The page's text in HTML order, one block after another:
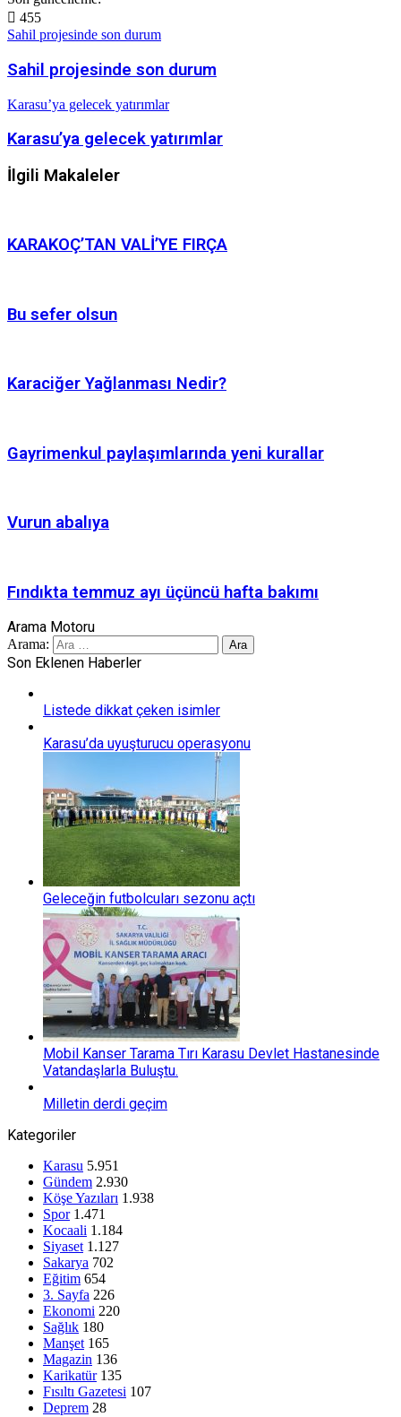
455
Sahil projesinde son durum
Sahil projesinde son durum
Karasu’ya gelecek yatırımlar
Karasu’ya gelecek yatırımlar
İlgili Makaleler
KARAKOÇ’TAN VALİ’YE FIRÇA
Bu sefer olsun
Karaciğer Yağlanması Nedir?
Gayrimenkul paylaşımlarında yeni kurallar
Vurun abalıya
Fındıkta temmuz ayı üçüncü hafta bakımı
Arama Motoru
Arama:
Son Eklenen Haberler
Listede dikkat çeken isimler
Karasu’da uyuşturucu operasyonu
Geleceğin futbolcuları sezonu açtı
Mobil Kanser Tarama Tırı Karasu Devlet Hastanesinde
Vatandaşlarla Buluştu.
Milletin derdi geçim
Kategoriler
Karasu 5.951
Gündem 2.930
Köşe Yazıları 1.938
Spor 1.471
Kocaali 1.184
Siyaset 1.127
Sakarya 702
Eğitim 654
3. Sayfa 226
Ekonomi 220
Sağlık 180
Manşet 165
Magazin 136
Karikatür 135
Fısıltı Gazetesi 107
Deprem 28